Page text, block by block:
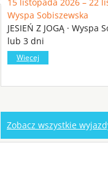
Wyspa Sobiszewska
JESIEŃ Z JOGĄ · Wyspa
lub 3 dni
Więcej
Zobacz wszystkie